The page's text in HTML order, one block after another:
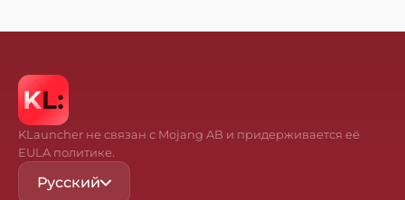
KLauncher не связан с Mojang AB и придерживается её
EULA политике.
Русский